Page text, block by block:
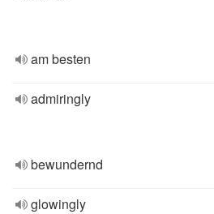
am besten
admiringly
bewundernd
glowingly